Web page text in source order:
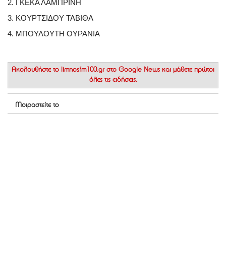
2. ΓΚΕΚΑ ΛΑΜΠΡΙΝΗ
3. ΚΟΥΡΤΣΙΔΟΥ ΤΑΒΙΘΑ
4. ΜΠΟΥΛΟΥΤΗ ΟΥΡΑΝΙΑ
Ακολουθήστε το limnosfm100.gr στο Google News και μάθετε πρώτοι
όλες τις ειδήσεις.
Μοιραστείτε το